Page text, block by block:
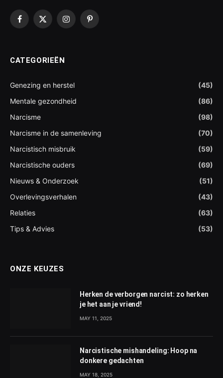
Facebook
X
InstagramPinterest
CATEGORIEËN
Genezing en herstel
(45)
Mentale gezondheid
(86)
Narcisme
(98)
Narcisme in de samenleving
(70)
Narcistisch misbruik
(59)
Narcistische ouders
(69)
Nieuws & Onderzoek
(51)
Overlevingsverhalen
(43)
Relaties
(63)
Tips & Advies
(53)
ONZE KEUZES
Herken de verborgen narcist: zo herken
je het aan je vriend!
MAY 11, 2025
Narcistische mishandeling: Hoop na
donkere gedachten
MAY 18, 2025